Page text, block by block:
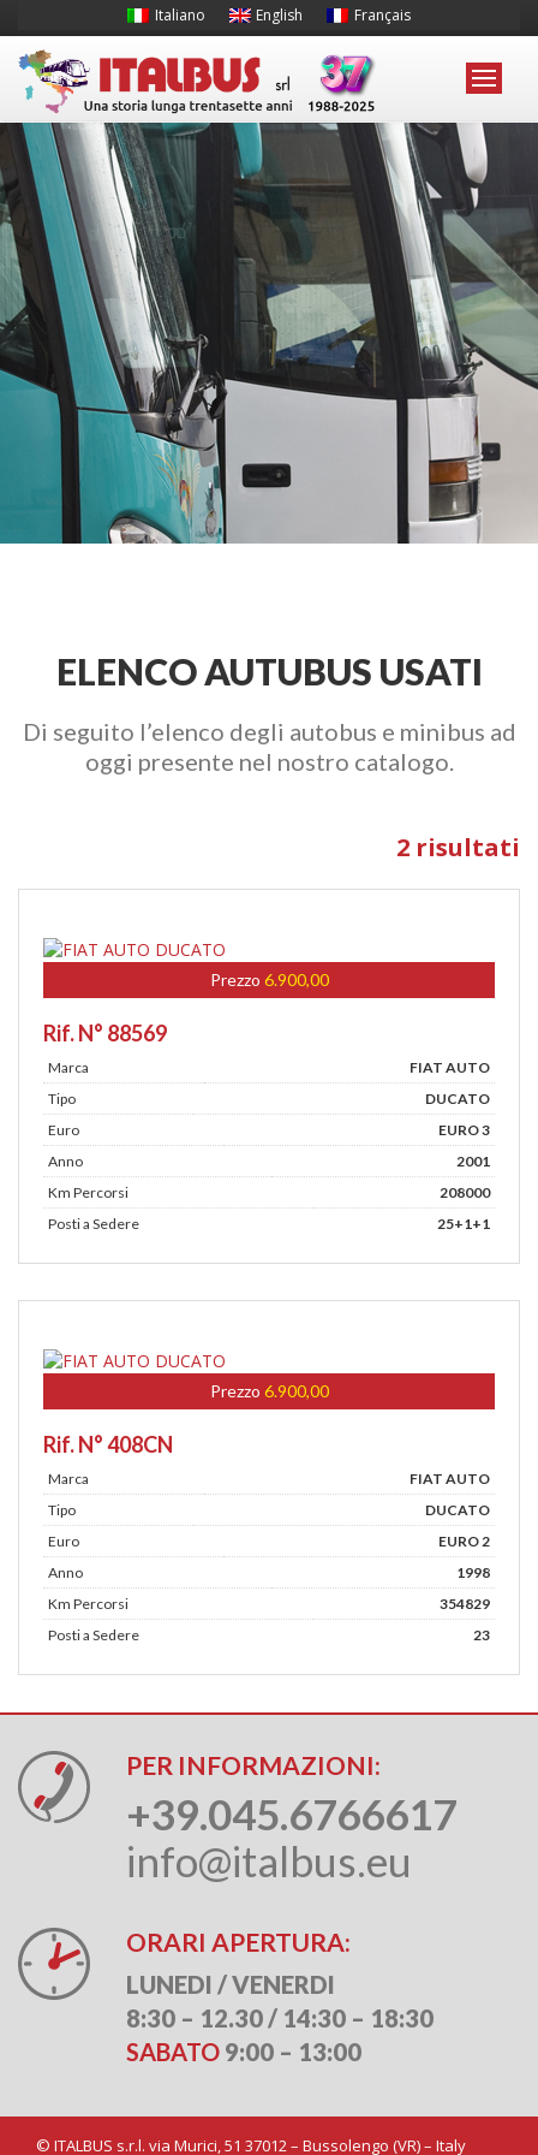
Italiano English Français
ELENCO AUTUBUS USATI
Di seguito l’elenco degli autobus e minibus ad
oggi presente nel nostro catalogo.
2 risultati
Prezzo 6.900,00
Rif. N° 88569
Marca
FIAT AUTO
Tipo
DUCATO
Euro
EURO 3
Anno
2001
Km Percorsi
208000
Posti a Sedere
25+1+1
Prezzo 6.900,00
Rif. N° 408CN
Marca
FIAT AUTO
Tipo
DUCATO
Euro
EURO 2
Anno
1998
Km Percorsi
354829
Posti a Sedere
23
PER INFORMAZIONI:
+39.045.6766617
info@italbus.eu
ORARI APERTURA:
LUNEDI / VENERDI
8:30 – 12.30 / 14:30 – 18:30
SABATO 9:00 – 13:00
© ITALBUS s.r.l. via Murici, 51 37012 – Bussolengo (VR) – Italy